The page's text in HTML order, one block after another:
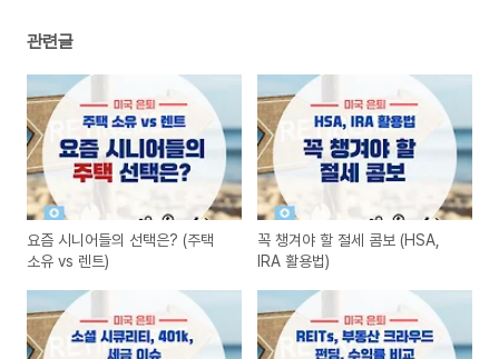
관련글
요즘 시니어들의 선택은? (주택
소유 vs 렌트)
꼭 챙겨야 할 절세 콤보 (HSA,
IRA 활용법)